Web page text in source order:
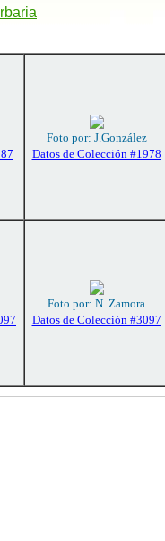
Foto por: J.González
Datos de Colección #1978
Foto por: N. Zamora
Datos de Colección #3097